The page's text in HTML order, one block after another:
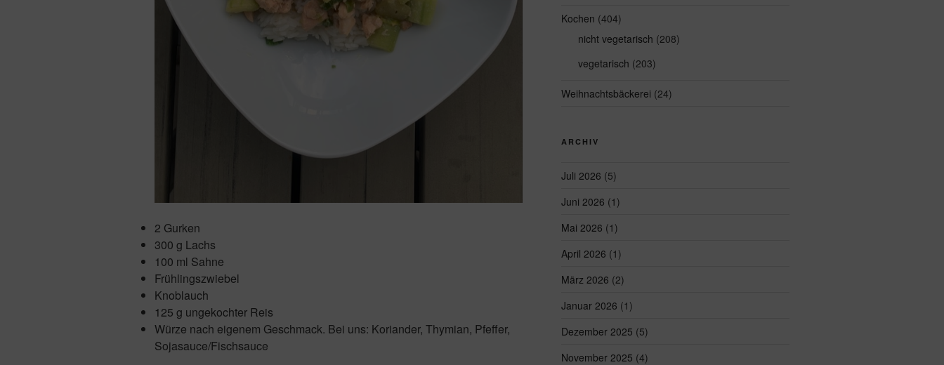
2 Gurken
300 g Lachs
100 ml Sahne
Frühlingszwiebel
Knoblauch
125 g ungekochter Reis
Würze nach eigenem Geschmack. Bei uns: Koriander, Thymian, Pfeffer,
Sojasauce/Fischsauce
Kochen (404)
nicht vegetarisch (208)
vegetarisch (203)
Weihnachtsbäckerei (24)
ARCHIV
Juli 2026 (5)
Juni 2026 (1)
Mai 2026 (1)
April 2026 (1)
März 2026 (2)
Januar 2026 (1)
Dezember 2025 (5)
November 2025 (4)